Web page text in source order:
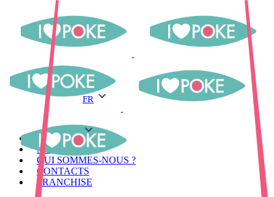
FR
MENU
MAGASINS
QUI SOMMES-NOUS ?
CONTACTS
FRANCHISE